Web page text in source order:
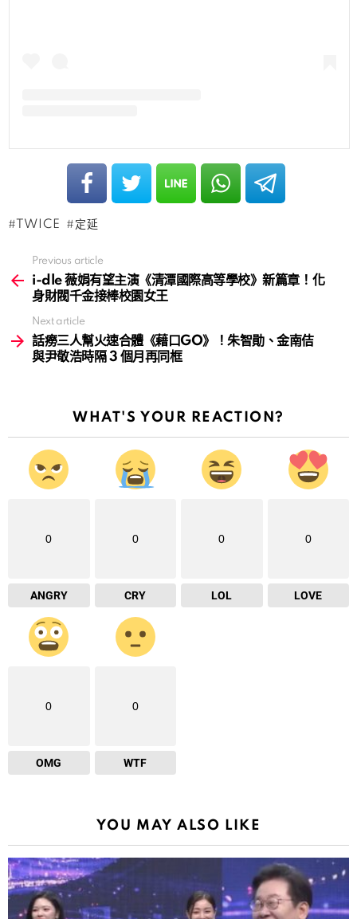
TWICE 定延
more
Previous article
i-dle 薇娟有望主演《清潭國際高等學校》新篇章！化
身財閥千金接棒校園女王
Next article
話癆三人幫火速合體《藉口GO》！朱智勛、金南佶
與尹敬浩時隔 3 個月再同框
WHAT'S YOUR REACTION?
0
ANGRY
0
CRY
0
LOL
0
LOVE
0
OMG
0
WTF
YOU MAY ALSO LIKE